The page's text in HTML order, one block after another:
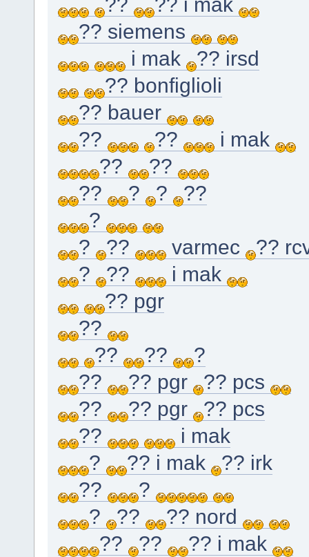
?? siemens
i mak
?? irsd
?? bonfiglioli
?? bauer
??
??
i mak
??
??
??
? ?
??
?
?
?? varmec
??
?
??
i mak
?? pgr
??
??
??
?
??
?? pgr
?? pcs
??
?? pgr
?? pcs
??
i mak
?
?? i mak
?? irk
??
?
?
??
?? nord
??
??
?? i mak